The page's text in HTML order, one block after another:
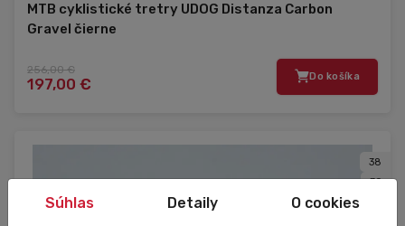
MTB cyklistické tretry UDOG Distanza Carbon
Gravel čierne
256,00 €
197,00 € Do košíka
38
39
Súhlas Detaily O cookies